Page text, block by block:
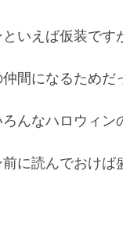
いえば仮装です
間になるためだ
んなハロウィン
に読んでおけば